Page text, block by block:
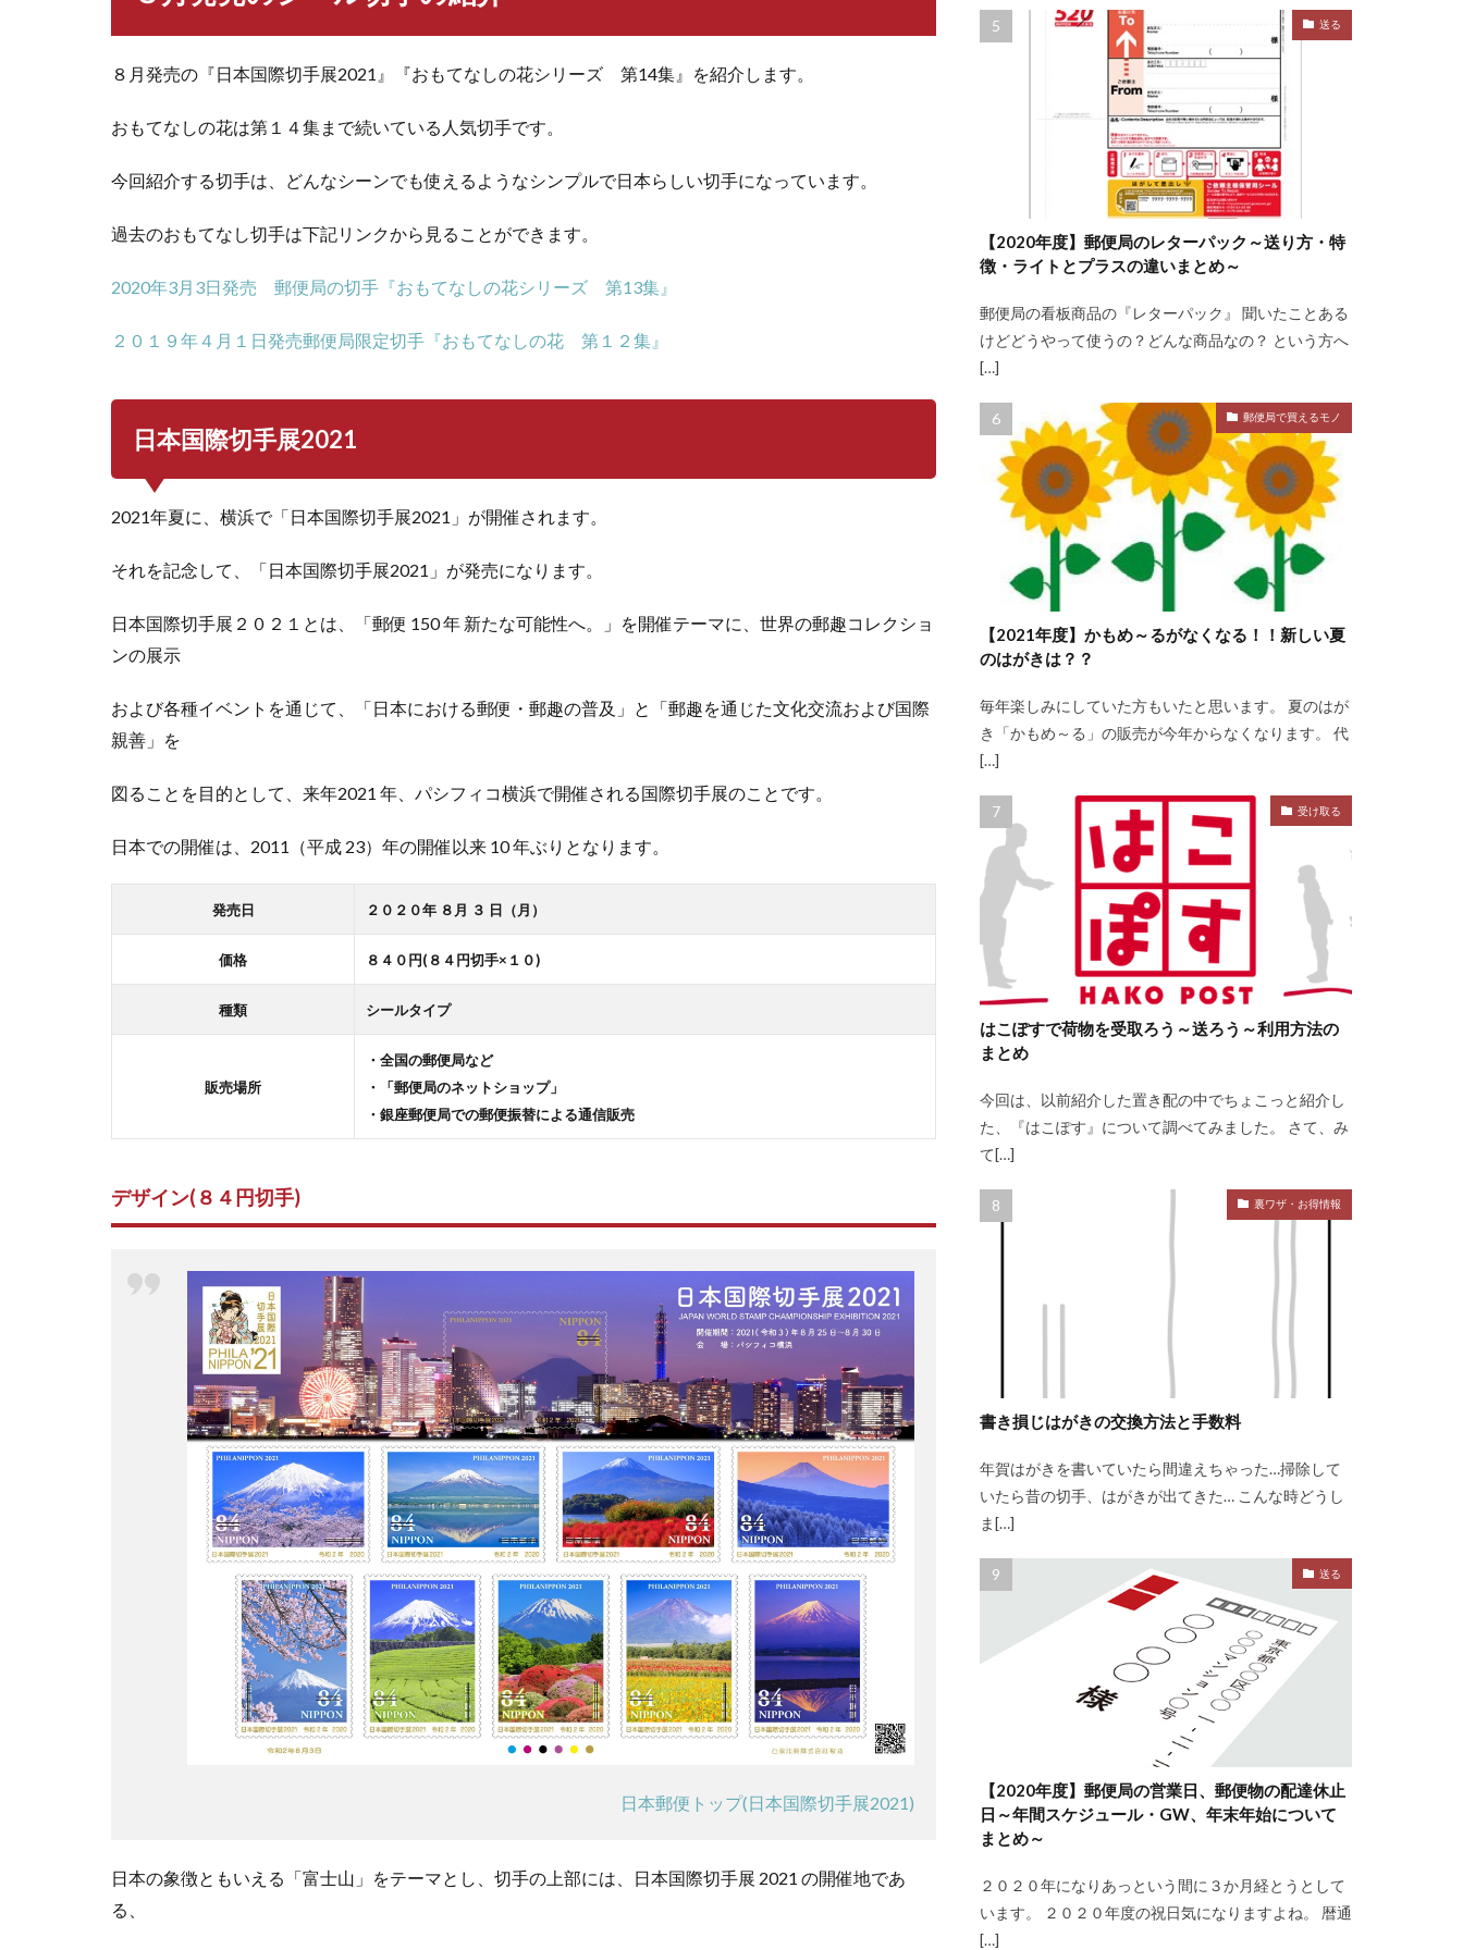
８月発売の『日本国際切手展2021』『おもてなしの花シリーズ 第14集』を紹介します。
おもてなしの花は第１４集まで続いている人気切手です。
今回紹介する切手は、どんなシーンでも使えるようなシンプルで日本らしい切手になっています。
過去のおもてなし切手は下記リンクから見ることができます。
2020年3月3日発売 郵便局の切手『おもてなしの花シリーズ 第13集』
２０１９年４月１日発売郵便局限定切手『おもてなしの花 第１２集』
日本国際切手展2021
2021年夏に、横浜で「日本国際切手展2021」が開催されます。
それを記念して、「日本国際切手展2021」が発売になります。
日本国際切手展２０２１とは、「郵便 150 年 新たな可能性へ。」を開催テーマに、世界の郵趣コレクショ
ンの展示
および各種イベントを通じて、「日本における郵便・郵趣の普及」と「郵趣を通じた文化交流および国際
親善」を
図ることを目的として、来年2021 年、パシフィコ横浜で開催される国際切手展のことです。
日本での開催は、2011（平成 23）年の開催以来 10 年ぶりとなります。
発売日 ２０２０年 ８月 ３ 日（月）
価格 ８４０円(８４円切手×１０)
種類 シールタイプ
販売場所
・全国の郵便局など
・「郵便局のネットショップ」
・銀座郵便局での郵便振替による通信販売
デザイン(８４円切手)
日本郵便トップ(日本国際切手展2021)
日本の象徴ともいえる「富士山」をテーマとし、切手の上部には、日本国際切手展 2021 の開催地であ
る、
送る
【2020年度】郵便局のレターパック～送り方・特
徴・ライトとプラスの違いまとめ～
郵便局の看板商品の『レターパック』 聞いたことある
けどどうやって使うの？どんな商品なの？ という方へ
[…]
郵便局で買えるモノ
【2021年度】かもめ～るがなくなる！！新しい夏
のはがきは？？
毎年楽しみにしていた方もいたと思います。 夏のはが
き「かもめ～る」の販売が今年からなくなります。 代
[…]
受け取る
はこぽすで荷物を受取ろう～送ろう～利用方法の
まとめ
今回は、以前紹介した置き配の中でちょこっと紹介し
た、『はこぽす』について調べてみました。 さて、み
て[…]
裏ワザ・お得情報
書き損じはがきの交換方法と手数料
年賀はがきを書いていたら間違えちゃった…掃除して
いたら昔の切手、はがきが出てきた… こんな時どうし
ま[…]
送る
【2020年度】郵便局の営業日、郵便物の配達休止
日～年間スケジュール・GW、年末年始について
まとめ～
２０２０年になりあっという間に３か月経とうとして
います。 ２０２０年度の祝日気になりますよね。 暦通
[…]